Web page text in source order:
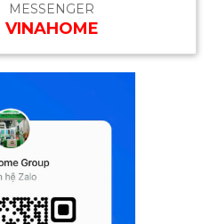
MESSENGER
VINAHOME